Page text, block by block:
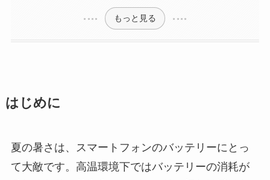
もっと見る
はじめに
夏の暑さは、スマートフォンのバッテリーにとっ
て大敵です。高温環境下ではバッテリーの消耗が